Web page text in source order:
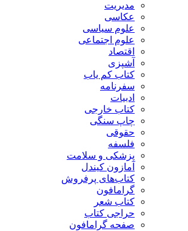
مدیریت
عکاسی
علوم سیاسی
علوم اجتماعی
اقتصاد
آشپزی
کتاب کم یاب
سفرنامه
ادبیات
کتاب خارجی
چاپ سنگی
حقوقی
فلسفه
پزشکی و سلامت
آمازون کیندل
کتاب‌های پرفروش
گرامافون
کتاب شعر
حراجی کتاب
صفحه گرامافون